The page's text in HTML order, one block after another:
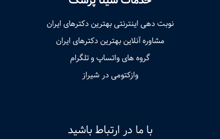
نوبت‌ دهی اینترنتی بهترین دکترهای ایران
مشاوره آنلاین بهترین دکترهای ایران
گروه های واتساپ و تلگرام
وازکتومی در شیراز
با ما در ارتباط باشید